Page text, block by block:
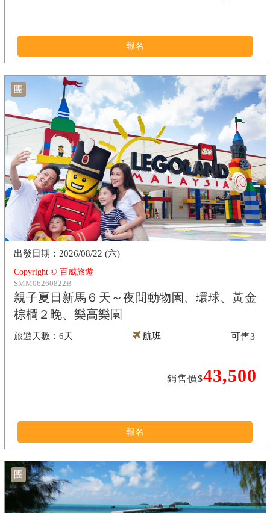
報名
團
Copyright © 百威旅遊
SMM06260822B
親子夏日新馬６天～夜間動物園、環球、黃金
棕櫚２晚、樂高樂園
6天
2026/08/22 (六)
航班
銷售價$43,500
可售3
報名
團